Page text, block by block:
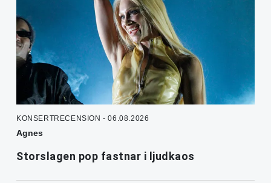
KONSERTRECENSION - 06.08.2026
Agnes
Storslagen pop fastnar i ljudkaos